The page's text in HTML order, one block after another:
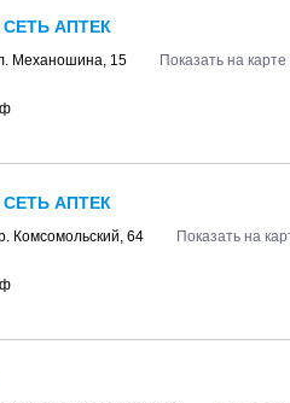
АПТЕК
Механошина, 15
Показать на карте
АПТЕК
Комсомольский, 64
Показать на